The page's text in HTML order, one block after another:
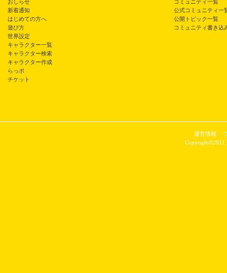
おしらせ
新着通知
はじめての方へ
遊び方
世界設定
キャラクター一覧
キャラクター検索
キャラクター作成
らっポ
チケット
コミュニティ一覧
公式コミュニティ一
公開トピック一覧
コミュニティ書き込
運営情報
Copyright©2011